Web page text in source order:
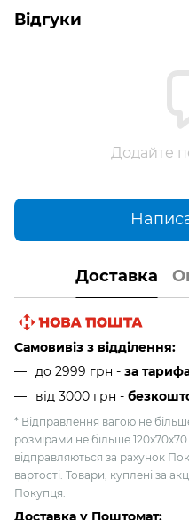
Відгуки
Додайте
Доставка
Самовивіз з відділення:
до 2999 грн - за
від 3000 грн -
* Відправлення вагою не
розмірами не більше
відправляються за рахунок
вартості. Товари, куплені за
Покупця.